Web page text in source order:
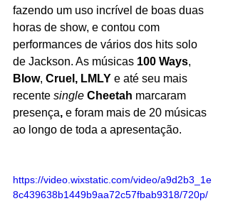
fazendo um uso incrível de boas duas
horas de show, e contou com
performances de vários dos hits solo
de Jackson. As músicas 100 Ways,
Blow, Cruel, LMLY e até seu mais
recente single Cheetah marcaram
presença, e foram mais de 20 músicas
ao longo de toda a apresentação.
https://video.wixstatic.com/video/a9d2b3_1e
8c439638b1449b9aa72c57fbab9318/720p/